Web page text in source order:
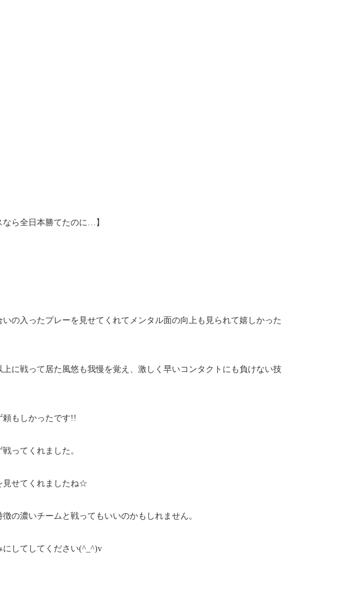
なら全日本勝てたのに…】
の入ったプレーを見せてくれてメンタル面の向上も見られて嬉しかった
に戦って居た風悠も我慢を覚え、激しく早いコンタクトにも負けない技
もしかったです!!
ってくれました。
見せてくれましたね☆
の濃いチームと戦ってもいいのかもしれません。
してしてください(^_^)v